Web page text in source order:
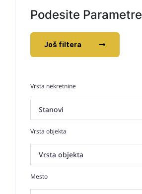
Podesite Parametre
Još filtera
Vrsta nekretnine
Vrsta objekta
Mesto